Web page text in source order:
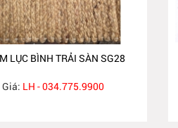
LỤC BÌNH TRẢI SÀN SG28
Giá: LH - 034.775.9900